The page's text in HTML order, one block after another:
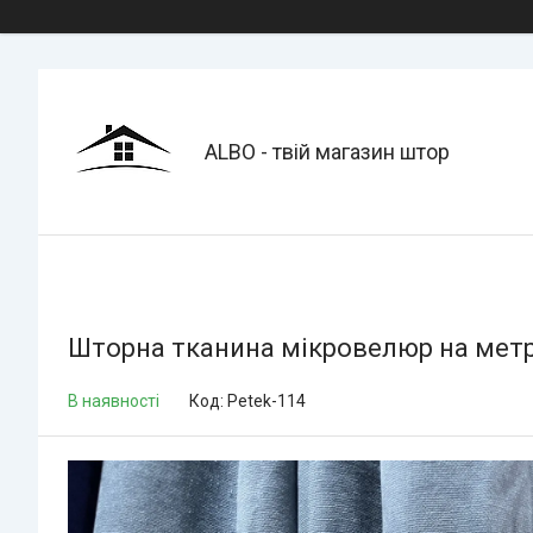
ALBO - твій магазин штор
Шторна тканина мікровелюр на
В наявності Код: Petek-114